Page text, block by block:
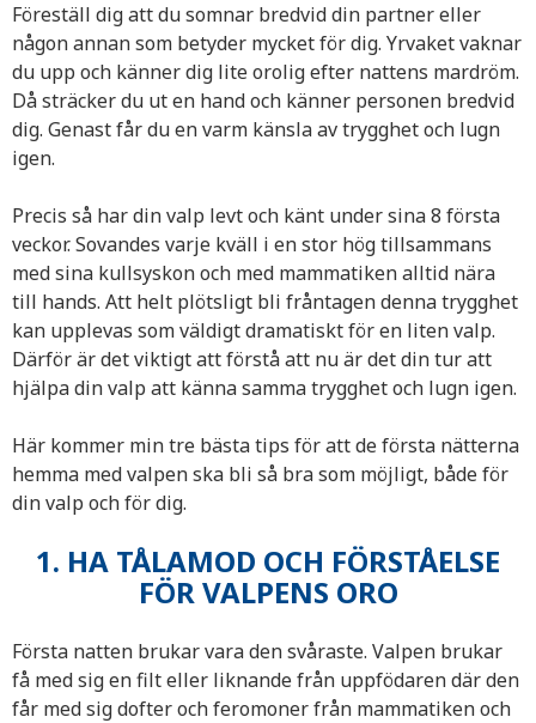
Föreställ dig att du somnar bredvid din partner eller
någon annan som betyder mycket för dig. Yrvaket vaknar
du upp och känner dig lite orolig efter nattens mardröm.
Då sträcker du ut en hand och känner personen bredvid
dig. Genast får du en varm känsla av trygghet och lugn
igen.
Precis så har din valp levt och känt under sina 8 första
veckor. Sovandes varje kväll i en stor hög tillsammans
med sina kullsyskon och med mammatiken alltid nära
till hands. Att helt plötsligt bli fråntagen denna trygghet
kan upplevas som väldigt dramatiskt för en liten valp.
Därför är det viktigt att förstå att nu är det din tur att
hjälpa din valp att känna samma trygghet och lugn igen.
Här kommer min tre bästa tips för att de första nätterna
hemma med valpen ska bli så bra som möjligt, både för
din valp och för dig.
1. HA TÅLAMOD OCH FÖRSTÅELSE
FÖR VALPENS ORO
Första natten brukar vara den svåraste. Valpen brukar
få med sig en filt eller liknande från uppfödaren där den
får med sig dofter och feromoner från mammatiken och